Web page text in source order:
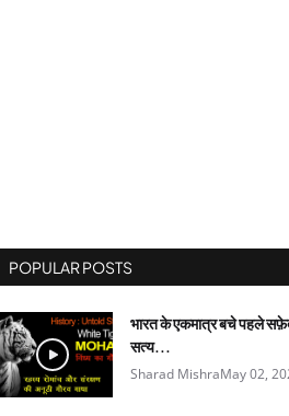
POPULAR POSTS
भारत के एकमात्र बचे पहले
सत्य...
Sharad MishraMay 02,